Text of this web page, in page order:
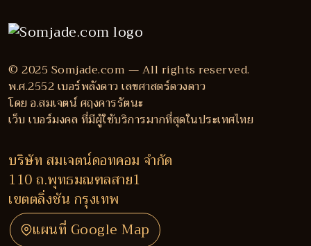
© 2025 Somjade.com — All rights reserved.
พ.ศ.2552 เบอร์พลังดาว เลขศาสตร์ดวงดาว
โดย อ.สมเจตน์ ศฤงคารรัตนะ
เว็บ เบอร์มงคล ที่มีผู้ใช้บริการมากที่สุดในประเทศไทย
บริษัท สมเจตน์ดอทคอม จำกัด
110 ถ.พุทธมณฑลสาย1
เขตตลิ่งชัน กรุงเทพ
แผนที่ Google Map